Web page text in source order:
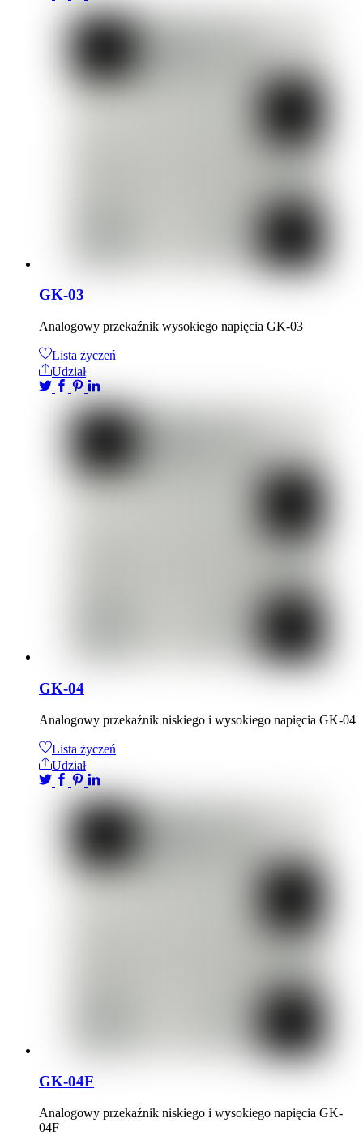
GK-03
Analogowy przekaźnik wysokiego napięcia GK-03
Lista życzeń
Udział
GK-04
Analogowy przekaźnik niskiego i wysokiego napięcia GK-04
Lista życzeń
Udział
GK-04F
Analogowy przekaźnik niskiego i wysokiego napięcia GK-
04F